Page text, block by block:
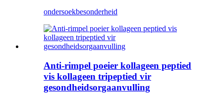
ondersoekbesonderheid
Anti-rimpel poeier kollageen peptied
vis kollageen tripeptied vir
gesondheidsorgaanvulling